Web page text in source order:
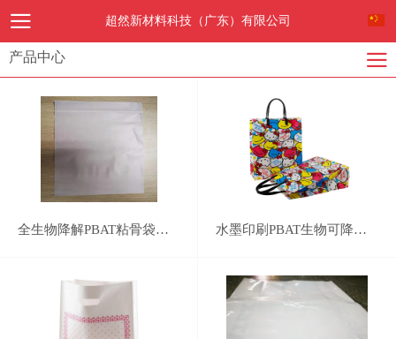
超然新材料科技（广东）有限公司
产品中心
全生物降解PBAT粘骨袋，自封袋，密封袋 水墨印刷PBAT生物可降解快递袋PLA100% compostable bag,PBAT cornstarched bag